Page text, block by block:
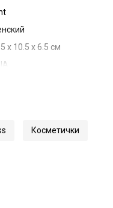
x 10.5 x 6.5 см
Косметички